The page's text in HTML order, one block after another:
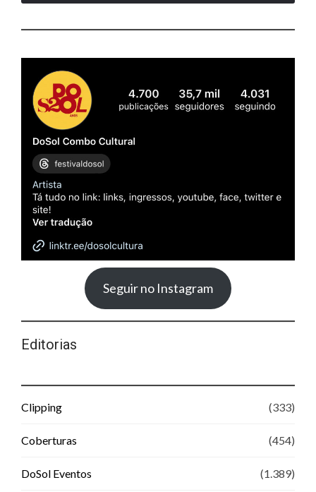
Seguir no Instagram
Editorias
Clipping (333)
Coberturas (454)
DoSol Eventos (1.389)